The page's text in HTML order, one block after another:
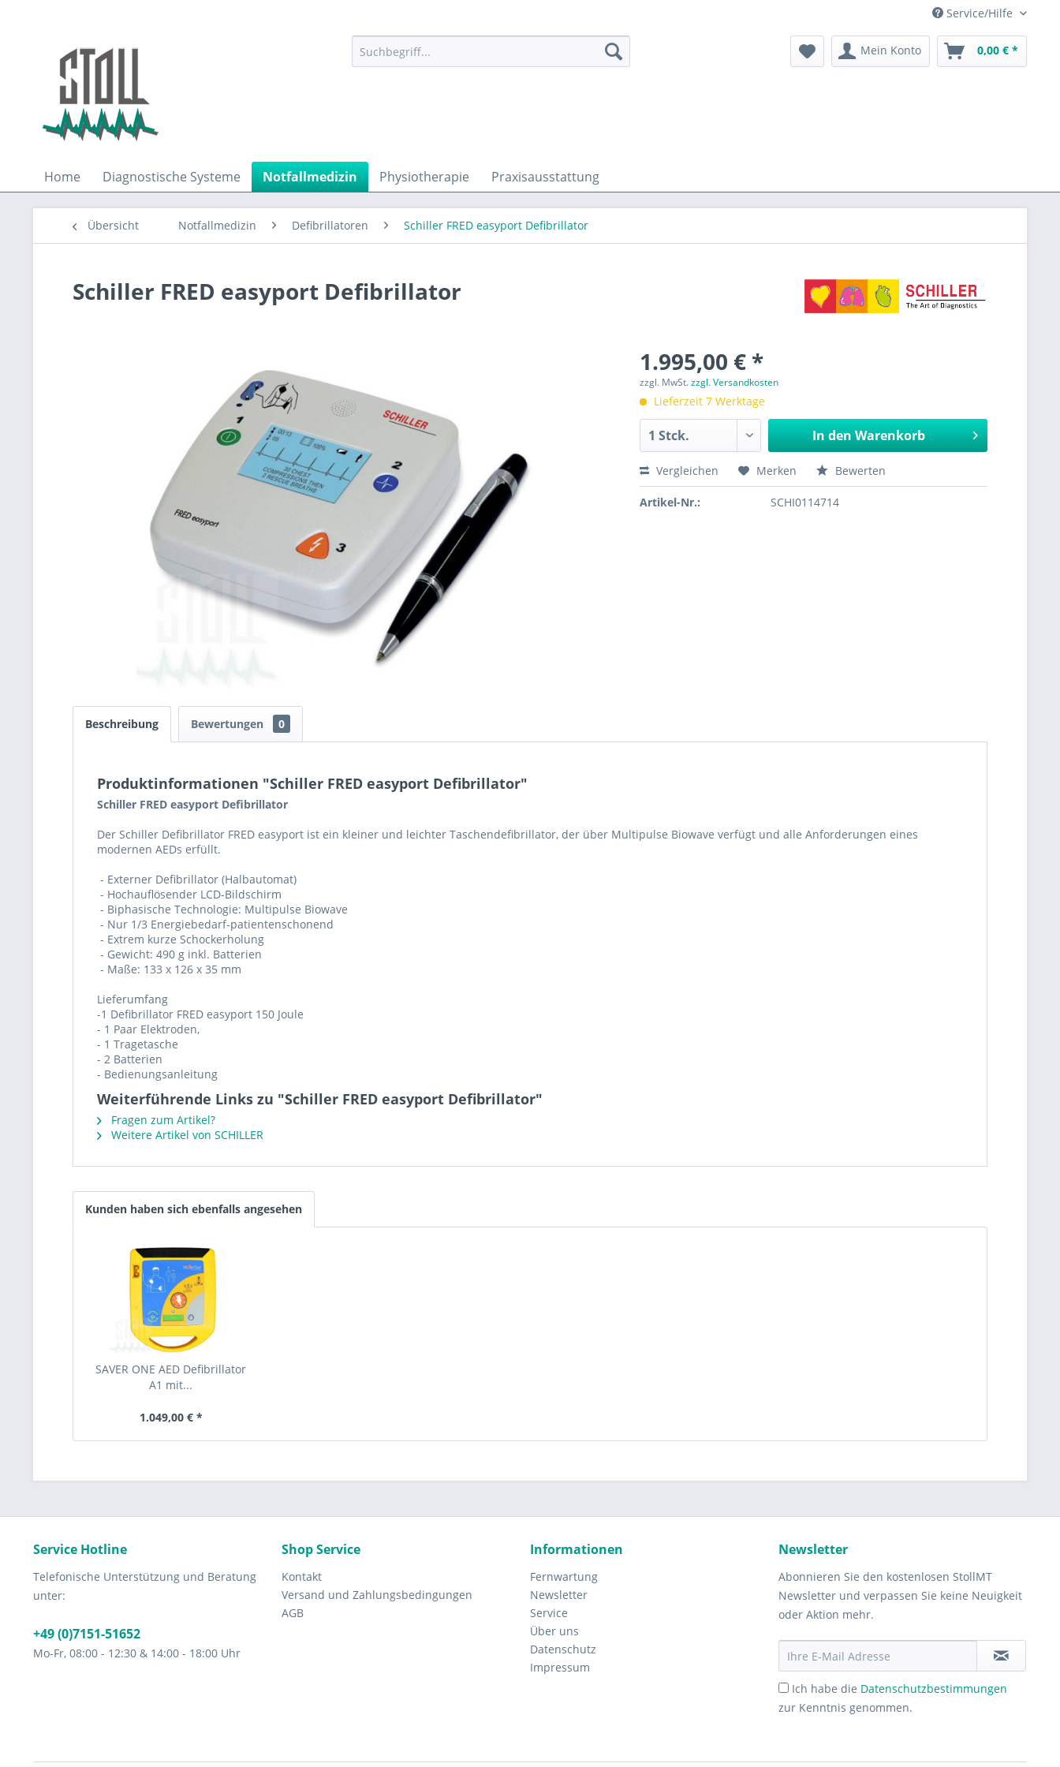
Service/Hilfe
Mein Konto 0,00 € *
Home Diagnostische Systeme Notfallmedizin Physiotherapie Praxisausstattung
Übersicht Notfallmedizin Defibrillatoren Schiller FRED easyport Defibrillator
Schiller FRED easyport Defibrillator
1.995,00 € *
zzgl. MwSt.zzgl. Versandkosten
Lieferzeit 7 Werktage
In den Warenkorb
Vergleichen Merken Bewerten
Artikel-Nr.: SCHI0114714
Beschreibung Bewertungen 0
Produktinformationen "Schiller FRED easyport Defibrillator"
Schiller FRED easyport Defibrillator
Der Schiller Defibrillator FRED easyport ist ein kleiner und leichter Taschendefibrillator, der über Multipulse Biowave verfügt und alle Anforderungen eines
modernen AEDs erfüllt.
- Externer Defibrillator (Halbautomat)
- Hochauflösender LCD-Bildschirm
- Biphasische Technologie: Multipulse Biowave
- Nur 1/3 Energiebedarf-patientenschonend
- Extrem kurze Schockerholung
- Gewicht: 490 g inkl. Batterien
- Maße: 133 x 126 x 35 mm
Lieferumfang
-1 Defibrillator FRED easyport 150 Joule
- 1 Paar Elektroden,
- 1 Tragetasche
- 2 Batterien
- Bedienungsanleitung
Weiterführende Links zu "Schiller FRED easyport Defibrillator"
Fragen zum Artikel?
Weitere Artikel von SCHILLER
Kunden haben sich ebenfalls angesehen
SAVER ONE AED Defibrillator
A1 mit...
1.049,00 € *
Service Hotline
Telefonische Unterstützung und Beratung
unter:
+49 (0)7151-51652
Mo-Fr, 08:00 - 12:30 & 14:00 - 18:00 Uhr
Shop Service
Kontakt
Versand und Zahlungsbedingungen
AGB
Informationen
Fernwartung
Newsletter
Service
Über uns
Datenschutz
Impressum
Newsletter
Abonnieren Sie den kostenlosen StollMT
Newsletter und verpassen Sie keine Neuigkeit
oder Aktion mehr.
Ich habe die Datenschutzbestimmungen
zur Kenntnis genommen.